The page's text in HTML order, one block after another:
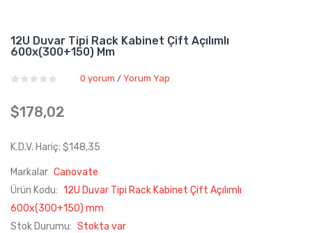
12U Duvar Tipi Rack Kabinet Çift Açılımlı
600x(300+150) Mm
0 yorum / Yorum Yap
$178,02
K.D.V. Hariç: $148,35
Markalar Canovate
Ürün Kodu: 12U Duvar Tipi Rack Kabinet Çift Açılımlı
600x(300+150) mm
Stok Durumu: Stokta var